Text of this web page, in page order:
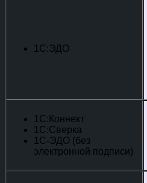
1С:ЭДО
1С:Коннект
1С:Сверка
1С-ЭДО (без
электронной подписи)